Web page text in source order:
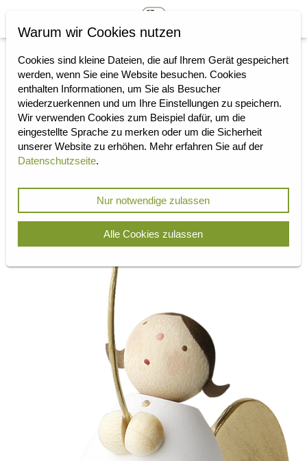
Warum wir Cookies nutzen
Cookies sind kleine Dateien, die auf Ihrem Gerät gespeichert
werden, wenn Sie eine Website besuchen. Cookies
enthalten Informationen, um Sie als Besucher
wiederzuerkennen und um Ihre Einstellungen zu speichern.
Wir verwenden Cookies zum Beispiel dafür, um die
eingestellte Sprache zu merken oder um die Sicherheit
unserer Website zu erhöhen. Mehr erfahren Sie auf der
Datenschutzseite.
Nur notwendige zulassen
Alle Cookies zulassen